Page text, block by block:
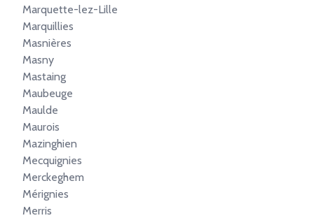
Marquette-lez-Lille
Marquillies
Masnières
Masny
Mastaing
Maubeuge
Maulde
Maurois
Mazinghien
Mecquignies
Merckeghem
Mérignies
Merris